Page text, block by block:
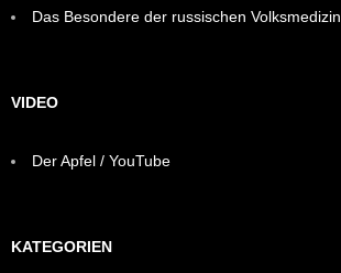
Das Besondere der russischen Volksmedizin
VIDEO
Der Apfel / YouTube
KATEGORIEN